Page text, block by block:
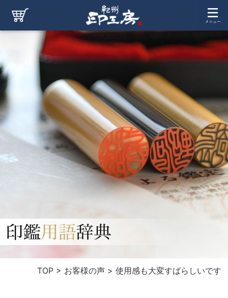
TOP> お客様の声> 使用感も大変すばらしいです